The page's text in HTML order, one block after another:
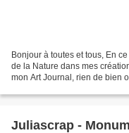
Bonjour à toutes et tous, En
de la Nature dans mes
mon Art Journal, rien de bien
Juliascrap -